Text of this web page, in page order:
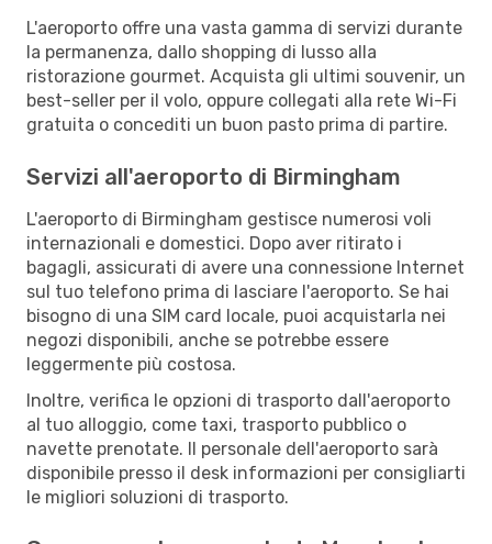
L'aeroporto offre una vasta gamma di servizi durante
la permanenza, dallo shopping di lusso alla
ristorazione gourmet. Acquista gli ultimi souvenir, un
best-seller per il volo, oppure collegati alla rete Wi-Fi
gratuita o concediti un buon pasto prima di partire.
Servizi all'aeroporto di Birmingham
L'aeroporto di Birmingham gestisce numerosi voli
internazionali e domestici. Dopo aver ritirato i
bagagli, assicurati di avere una connessione Internet
sul tuo telefono prima di lasciare l'aeroporto. Se hai
bisogno di una SIM card locale, puoi acquistarla nei
negozi disponibili, anche se potrebbe essere
leggermente più costosa.
Inoltre, verifica le opzioni di trasporto dall'aeroporto
al tuo alloggio, come taxi, trasporto pubblico o
navette prenotate. Il personale dell'aeroporto sarà
disponibile presso il desk informazioni per consigliarti
le migliori soluzioni di trasporto.